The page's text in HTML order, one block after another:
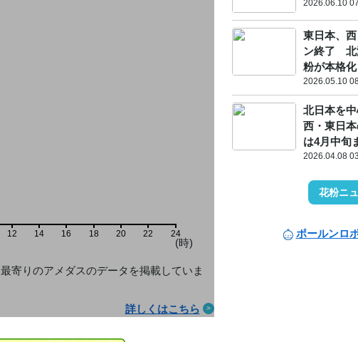
12 14 16 18 20 22 24
(時)
寄りのアメダスのデータを掲載していま
詳しくはこちら
2026.06.10
東日本、
ン終了 北
粉が本格化
2026.05.10
北日本を
西・東日
は4月中旬
2026.04.08
花粉ニ
ポールンロ